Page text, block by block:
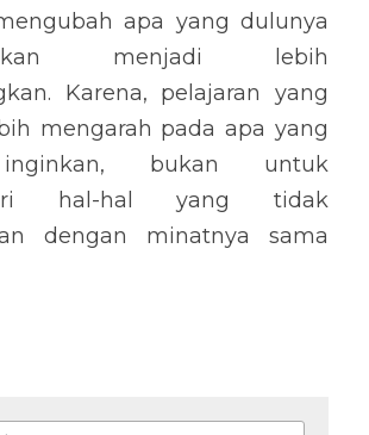
apa yang dulunya
menjadi lebih
Karena, pelajaran yang
mengarah pada apa yang
bukan untuk
hal-hal yang tidak
dengan minatnya sama